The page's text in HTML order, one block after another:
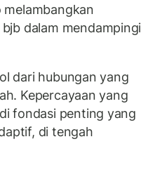
melambangkan
dalam mendampingi
dari hubungan yang
Kepercayaan yang
fondasi penting yang
di tengah